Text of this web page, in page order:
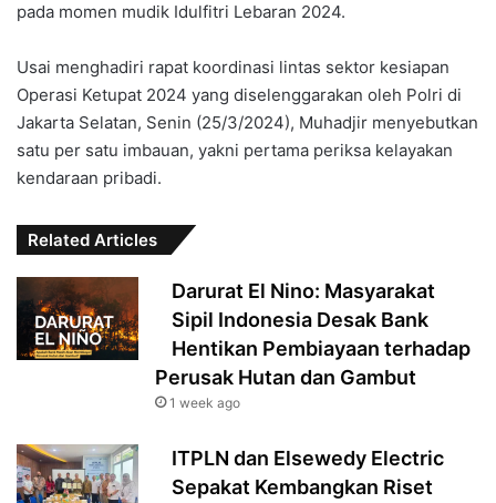
pada momen mudik Idulfitri Lebaran 2024.
Usai menghadiri rapat koordinasi lintas sektor kesiapan
Operasi Ketupat 2024 yang diselenggarakan oleh Polri di
Jakarta Selatan, Senin (25/3/2024), Muhadjir menyebutkan
satu per satu imbauan, yakni pertama periksa kelayakan
kendaraan pribadi.
Related Articles
Darurat El Nino: Masyarakat
Sipil Indonesia Desak Bank
Hentikan Pembiayaan terhadap
Perusak Hutan dan Gambut
1 week ago
ITPLN dan Elsewedy Electric
Sepakat Kembangkan Riset